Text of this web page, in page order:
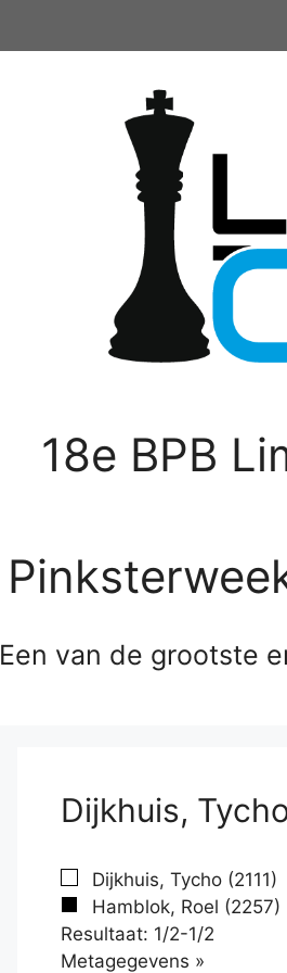
18e BPB
Een van de grootste
Dijkhuis,
Dijkhuis, Tycho (2111)
Hamblok, Roel (2257)
Resultaat: 1/2-1/2
Metagegevens »